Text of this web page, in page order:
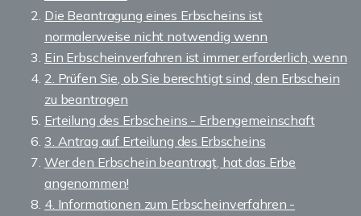
Die Beantragung eines Erbscheins ist
normalerweise nicht notwendig wenn
Ein Erbscheinverfahren ist immer erforderlich, wenn
2. Prüfen Sie, ob Sie berechtigt sind, den Erbschein
zu beantragen
Erteilung des Erbscheins - Erbengemeinschaft
3. Antrag auf Erteilung des Erbscheins
Wer den Erbschein beantragt, hat das Erbe
angenommen!
4. Informationen zum Erbscheinverfahren -